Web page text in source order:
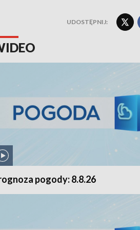
UDOSTĘPNIJ:
pogody: 8.8.26